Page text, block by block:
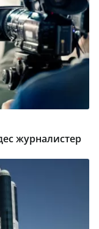
журналистер